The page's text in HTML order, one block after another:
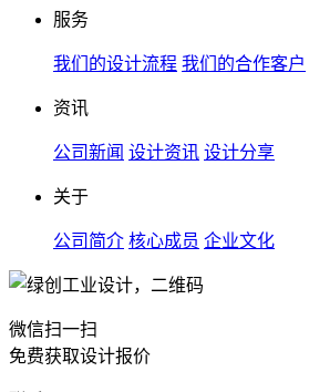
服务
我们的设计流程 我们的合作客户
资讯
公司新闻 设计资讯 设计分享
关于
公司简介 核心成员 企业文化
微信扫一扫
免费获取设计报价